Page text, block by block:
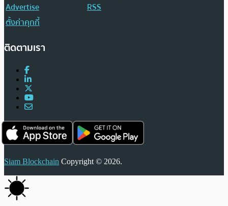
Advertise
RSS
ตั้งค่าคุกกี้
ติดตามเรา
Siam Blockchain Copyright © 2026.